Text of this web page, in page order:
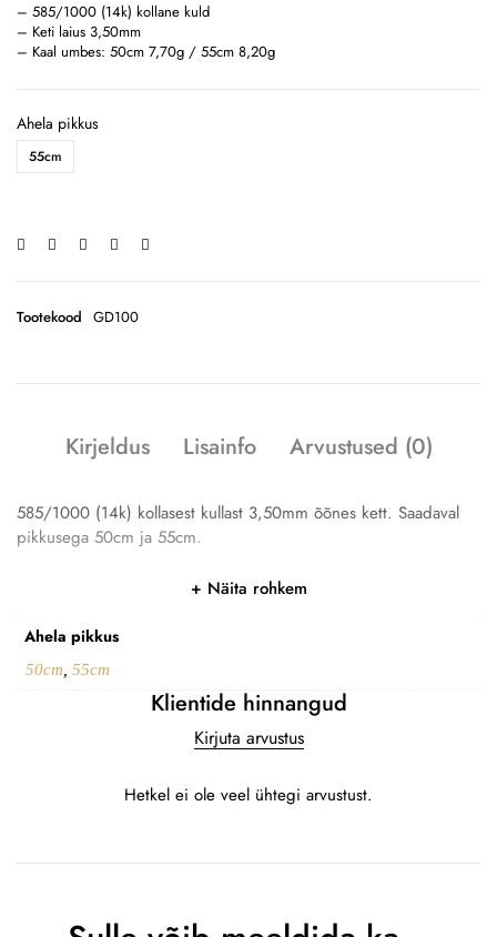
– 585/1000 (14k) kollane kuld
– Keti laius 3,50mm
– Kaal umbes: 50cm 7,70g / 55cm 8,20g
Ahela pikkus
55cm
Tootekood GD100
Kirjeldus Lisainfo Arvustused (0)
585/1000 (14k) kollasest kullast 3,50mm õõnes kett. Saadaval
pikkusega 50cm ja 55cm.
Näita rohkem
Ahela pikkus
50cm 55cm
Klientide hinnangud
Kirjuta arvustus
Hetkel ei ole veel ühtegi arvustust.